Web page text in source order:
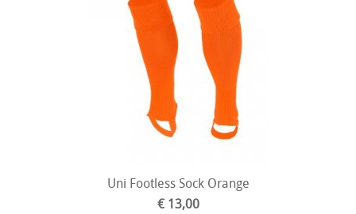
Uni Footless Sock Orange
€ 13,00